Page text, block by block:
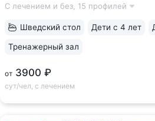
номеров с базовым комфортом.
С лечением и без, 15 профилей
от 3900 ₽
сут/чел, с лечением
Шведский стол Дети с 4 лет
Тренажерный зал